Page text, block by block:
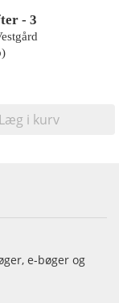
- 3
Læg i kurv
e-bøger og